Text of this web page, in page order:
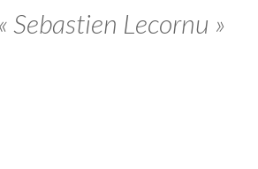
Lecornu »